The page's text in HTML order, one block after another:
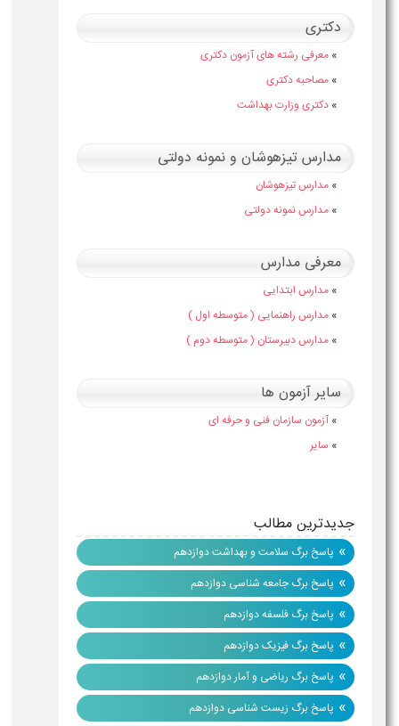
دکتری
» معرفی رشته های آزمون دکتری
» مصاحبه دکتری
» دکتری وزارت بهداشت
مدارس تیزهوشان و نمونه دولتی
» مدارس تیزهوشان
» مدارس نمونه دولتی
معرفی مدارس
» مدارس ابتدایی
» مدارس راهنمایی ( متوسطه اول )
» مدارس دبیرستان ( متوسطه دوم )
سایر آزمون ها
» آزمون سازمان فنی و حرفه ای
» سایر
جدیدترین مطالب
» پاسخ برگ سلامت و بهداشت دوازدهم
» پاسخ برگ جامعه شناسی دوازدهم
» پاسخ برگ فلسفه دوازدهم
» پاسخ برگ فیزیک دوازدهم
» پاسخ برگ ریاضی و آمار دوازدهم
» پاسخ برگ زیست شناسی دوازدهم